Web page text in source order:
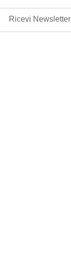
Ricevi Newsletter